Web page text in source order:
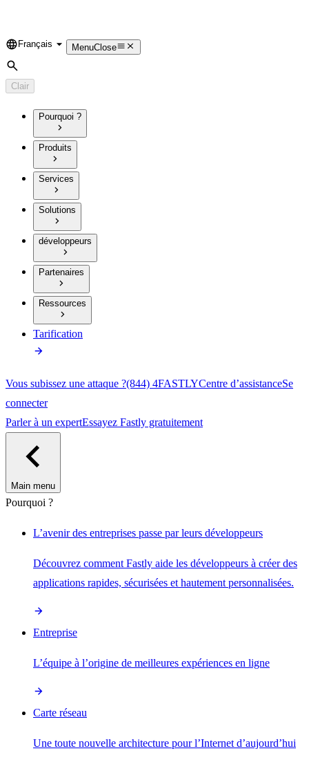
Language
Français MenuClose
Rechercher
Clair
Pourquoi ?
Produits
Services
Solutions
développeurs
Partenaires
Ressources
Tarification
Vous subissez une attaque ?(844) 4FASTLYCentre d’assistanceSe
connecter
Parler à un expertEssayez Fastly gratuitement
Main menu
Pourquoi ?
L’avenir des entreprises passe par leurs développeurs
Découvrez comment Fastly aide les développeurs à créer des
applications rapides, sécurisées et hautement personnalisées.
Entreprise
L’équipe à l’origine de meilleures expériences en ligne
Carte réseau
Une toute nouvelle architecture pour l’Internet d’aujourd’hui